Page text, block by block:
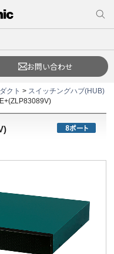
お問い合わせ
クト > スイッチングハブ(HUB)
)